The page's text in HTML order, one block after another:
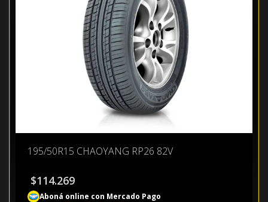
195/50R15 CHAOYANG RP26 82V
$114.269
Aboná online con Mercado Pago